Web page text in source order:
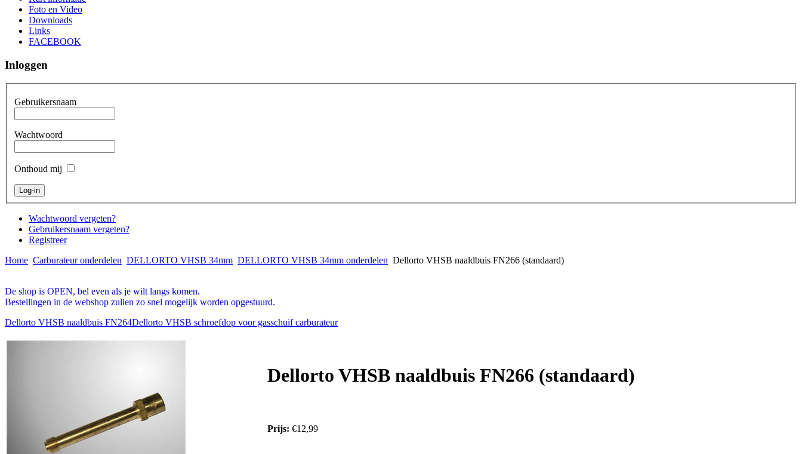
Foto en Video
Downloads
Links
FACEBOOK
Inloggen
Gebruikersnaam
Wachtwoord
Onthoud mij
Wachtwoord vergeten?
Gebruikersnaam vergeten?
Registreer
Home Carburateur onderdelen DELLORTO VHSB 34mm DELLORTO VHSB 34mm onderdelen Dellorto VHSB naaldbuis FN266 (standaard)
De shop is OPEN, bel even als je wilt langs komen.
Bestellingen in de webshop zullen zo snel mogelijk worden opgestuurd.
Dellorto VHSB naaldbuis FN264Dellorto VHSB schroefdop voor gasschuif carburateur
Dellorto VHSB naaldbuis FN266 (standaard)
Prijs: €12,99